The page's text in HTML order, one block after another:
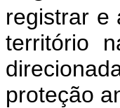
registrar e
território
proteção